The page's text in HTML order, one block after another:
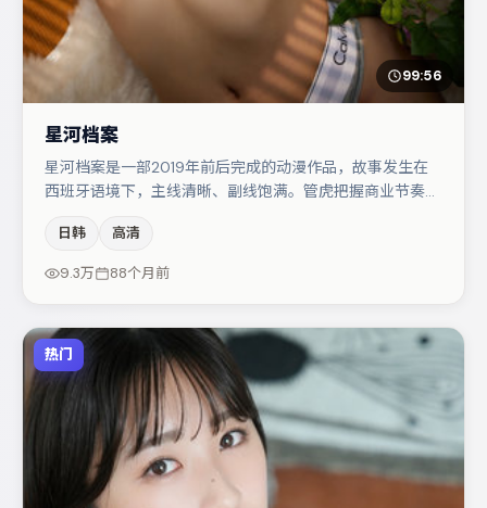
99:56
星河档案
星河档案是一部2019年前后完成的动漫作品，故事发生在
西班牙语境下，主线清晰、副线饱满。管虎把握商业节奏的
容包括小松菜奈、张译、白宇等，角色动机前后呼应，适合
喜欢抠台词与伏笔的观众。节奏紧凑、反转有度，值得列入
日韩 高清
9.3万 88个月前
热门